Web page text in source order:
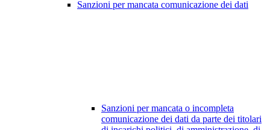
Sanzioni per mancata comunicazione dei dati
Sanzioni per mancata o incompleta
comunicazione dei dati da parte dei titolari